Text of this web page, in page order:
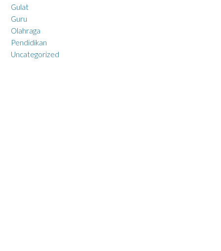
Gulat
Guru
Olahraga
Pendidikan
Uncategorized